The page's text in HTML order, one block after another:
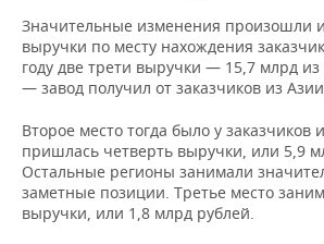
Значительные изменения произошли и
выручки по месту нахождения
году две трети выручки — 15,7 млрд
— завод получил от заказчиков из
Второе место тогда было у
пришлась четверть выручки, или 5,9
Остальные регионы занимали
заметные позиции. Третье место
выручки, или 1,8 млрд рублей.